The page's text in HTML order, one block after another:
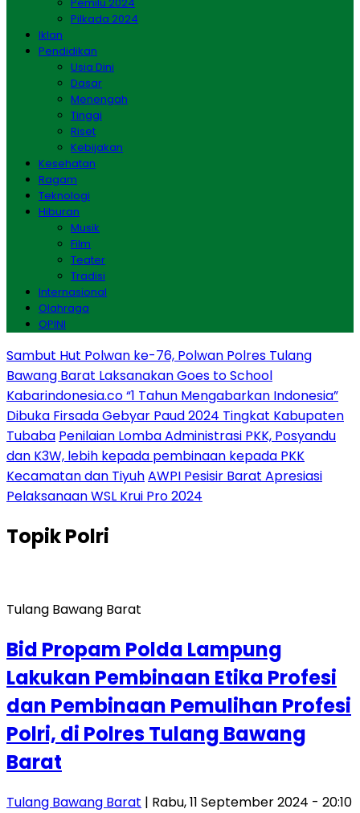
Pilkada 2024
Iklan
Pendidikan
Usia Dini
Dasar
Menengah
Tinggi
Riset
Kebijakan
Kesehatan
Ragam
Teknologi
Hiburan
Musik
Film
Teater
Tradisi
Internasional
Olahraga
OPINI
Sambut Hut Polwan ke-76, Polwan Polres Tulang
Bawang Barat Laksanakan Goes to School
Kabarindonesia.co “1 Tahun Mengabarkan Indonesia”
Dibuka Firsada Gebyar Paud 2024 Tingkat Kabupaten
Tubaba Penilaian Lomba Administrasi PKK, Posyandu
dan K3W, lebih kepada pembinaan kepada PKK
Kecamatan dan TiyuhAWPI Pesisir Barat Apresiasi
Pelaksanaan WSL Krui Pro 2024
TopikPolri
Tulang Bawang Barat
Bid Propam Polda Lampung
Lakukan Pembinaan Etika Profesi
dan Pembinaan Pemulihan Profesi
Polri, di Polres Tulang Bawang
Barat
Tulang Bawang Barat | Rabu, 11 September 2024 - 20:10